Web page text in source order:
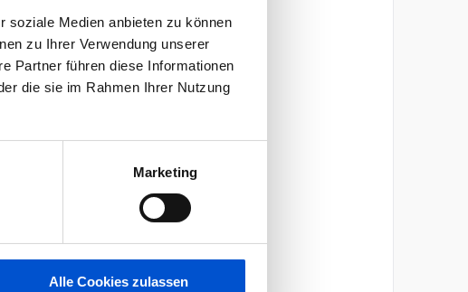
soziale Medien anbieten zu können
zu Ihrer Verwendung unserer
Partner führen diese Informationen
die sie im Rahmen Ihrer Nutzung
Marketing
Alle Cookies zulassen
April 2026
März 2026
November 2025
Oktober 2025
Mai 2025
April 2025
März 2025